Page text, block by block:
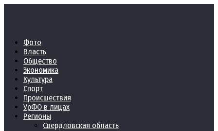
Фото
Власть
Общество
Экономика
Культура
Спорт
Происшествия
УрФО в лицах
Регионы
Свердловская область